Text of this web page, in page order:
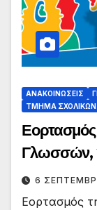
ΑΝΑΚΟΙΝΏΣΕΙΣ
ΤΜΉΜΑ
Γλωσσών,
6
Εορτασμός